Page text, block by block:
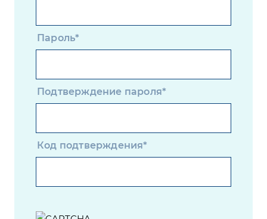
Пароль*
Подтверждение пароля*
Код подтверждения*